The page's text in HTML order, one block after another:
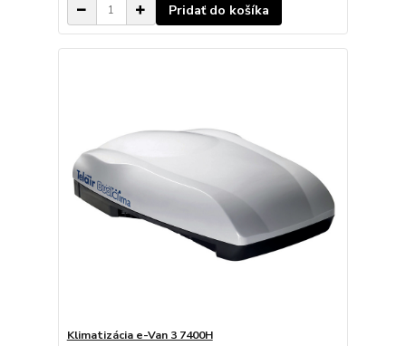
Pridať do košíka
Klimatizácia e-Van 3 7400H